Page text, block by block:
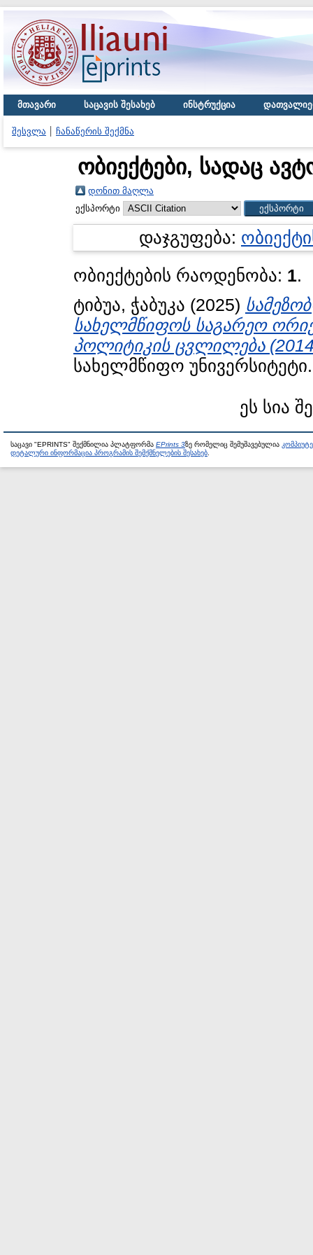
მთავარი საცავის შესახებ ინსტრუქცია
შესვლა ჩანაწერის შექმნა
ობიექტები, სადაც
დონით მაღლა
ექსპორტი
დაჯგუფება:
ობიექტების რაოდენობა: 1.
ტიბუა, ჭაბუკა (2025)
სახელმწიფოს საგარეო
პოლიტიკის ცვლილება
სახელმწიფო უნივერსიტეტი.
ეს სია
საცავი "EPRINTS" შექმნილია პლატფორმა EPrints 3ზე რომელიც შემუშავებულია
დეტალური ინფორმაცია პროგრამის შემქმნელების შესახებ